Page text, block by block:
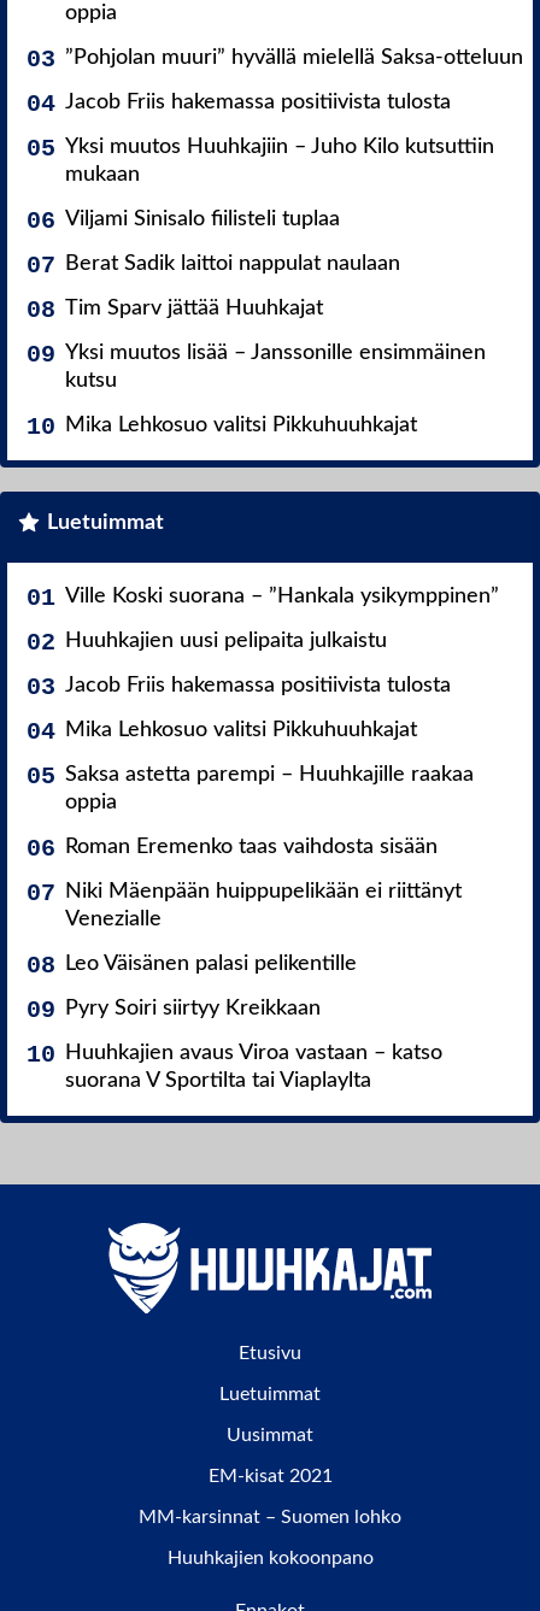
oppia
”Pohjolan muuri” hyvällä mielellä Saksa-otteluun
Jacob Friis hakemassa positiivista tulosta
Yksi muutos Huuhkajiin – Juho Kilo kutsuttiin
mukaan
Viljami Sinisalo fiilisteli tuplaa
Berat Sadik laittoi nappulat naulaan
Tim Sparv jättää Huuhkajat
Yksi muutos lisää – Janssonille ensimmäinen
kutsu
Mika Lehkosuo valitsi Pikkuhuuhkajat
Luetuimmat
Ville Koski suorana – ”Hankala ysikymppinen”
Huuhkajien uusi pelipaita julkaistu
Jacob Friis hakemassa positiivista tulosta
Mika Lehkosuo valitsi Pikkuhuuhkajat
Saksa astetta parempi – Huuhkajille raakaa
oppia
Roman Eremenko taas vaihdosta sisään
Niki Mäenpään huippupelikään ei riittänyt
Venezialle
Leo Väisänen palasi pelikentille
Pyry Soiri siirtyy Kreikkaan
Huuhkajien avaus Viroa vastaan – katso
suorana V Sportilta tai Viaplaylta
Etusivu
Luetuimmat
Uusimmat
EM-kisat 2021
MM-karsinnat – Suomen lohko
Huuhkajien kokoonpano